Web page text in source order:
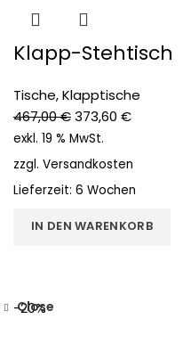
Klapp-Stehtisch
Tische,Klapptische
467,00€373,60 €
exkl. 19 % MwSt.
zzgl. Versandkosten
Lieferzeit: 6 Wochen
IN DEN WARENKORB
-20%
Close